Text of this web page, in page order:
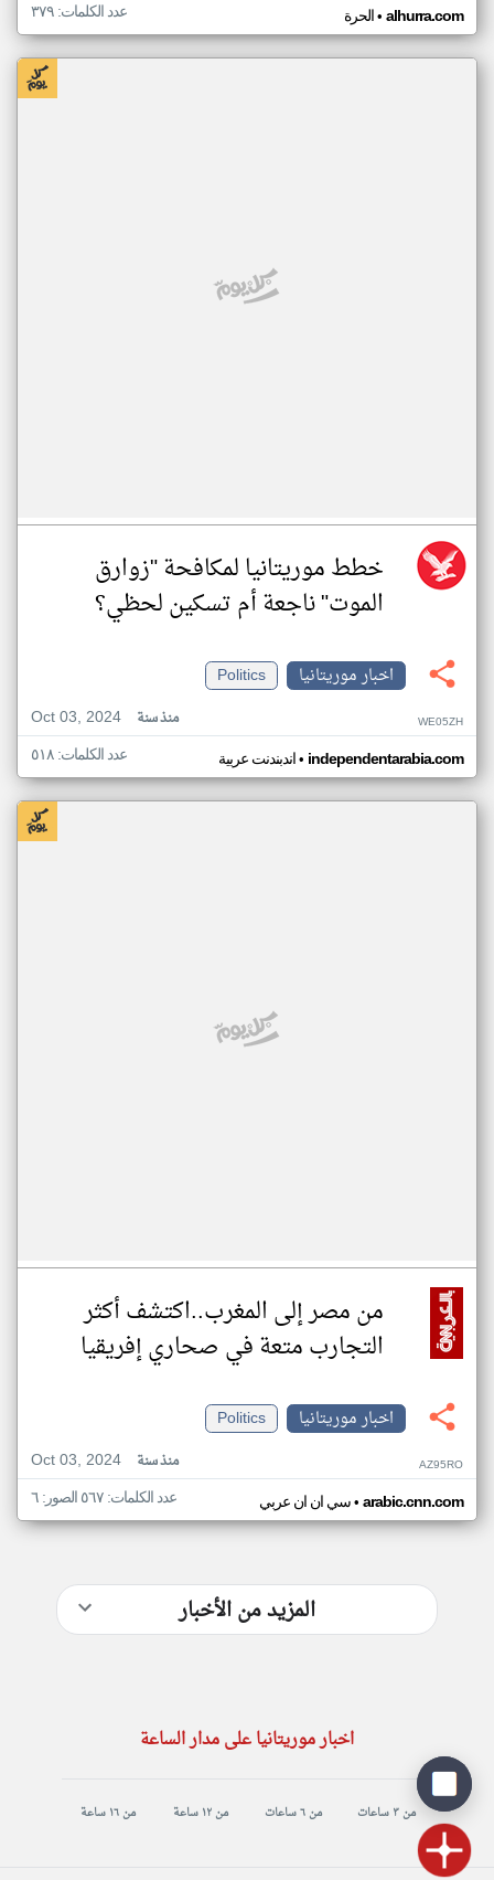
الحرة• alhurra.com عدد الكلمات: ٣٧٩
خطط موريتانيا لمكافحة "زوارق
الموت" ناجعة أم تسكين لحظي؟
اخبار موريتانيا
Politics
Oct 03, 2024
منذ سنة WE05ZH
اندبندنت عربية• independentarabia.com عدد الكلمات: ٥١٨
من مصر إلى المغرب..اكتشف أكثر
التجارب متعة في صحاري إفريقيا
اخبار موريتانيا
Politics
Oct 03, 2024
منذ سنة AZ95RO
سي ان ان عربي• arabic.cnn.com عدد الكلمات: ٥٦٧ الصور: ٦
المزيد من الأخبار
اخبار موريتانيا على مدار الساعة
من ٣ ساعات من ٦ ساعات من ١٢ ساعة من ١٦ ساعة